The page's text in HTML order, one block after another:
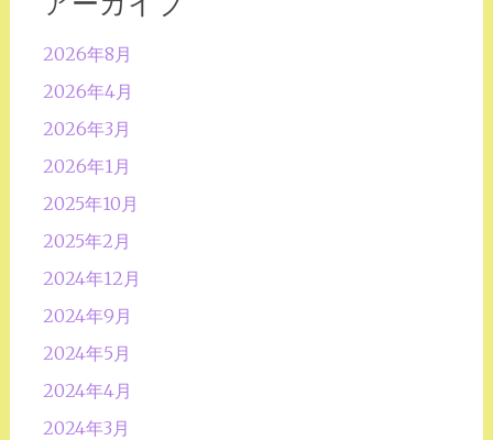
2026年8月
2026年4月
2026年3月
2026年1月
2025年10月
2025年2月
2024年12月
2024年9月
2024年5月
2024年4月
2024年3月